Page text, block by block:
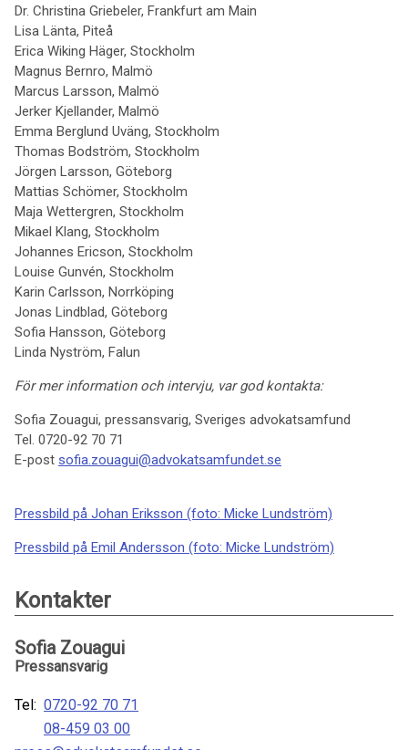
Dr. Christina Griebeler, Frankfurt am Main
Lisa Länta, Piteå
Erica Wiking Häger, Stockholm
Magnus Bernro, Malmö
Marcus Larsson, Malmö
Jerker Kjellander, Malmö
Emma Berglund Uväng, Stockholm
Thomas Bodström, Stockholm
Jörgen Larsson, Göteborg
Mattias Schömer, Stockholm
Maja Wettergren, Stockholm
Mikael Klang, Stockholm
Johannes Ericson, Stockholm
Louise Gunvén, Stockholm
Karin Carlsson, Norrköping
Jonas Lindblad, Göteborg
Sofia Hansson, Göteborg
Linda Nyström, Falun
För mer information och intervju, var god kontakta:
Sofia Zouagui, pressansvarig, Sveriges advokatsamfund
Tel. 0720-92 70 71
E-post sofia.zouagui@advokatsamfundet.se
Pressbild på Johan Eriksson (foto: Micke Lundström)
Pressbild på Emil Andersson (foto: Micke Lundström)
Kontakter
Sofia Zouagui
Pressansvarig
Tel: 0720-92 70 71
08-459 03 00